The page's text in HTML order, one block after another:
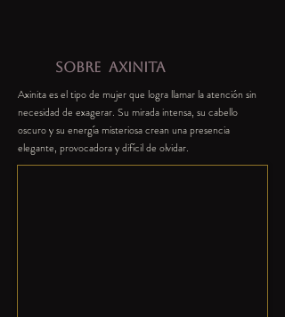
SOBRE AXINITA
Axinita es el tipo de mujer que logra llamar la atención sin
necesidad de exagerar. Su mirada intensa, su cabello
oscuro y su energía misteriosa crean una presencia
elegante, provocadora y difícil de olvidar.